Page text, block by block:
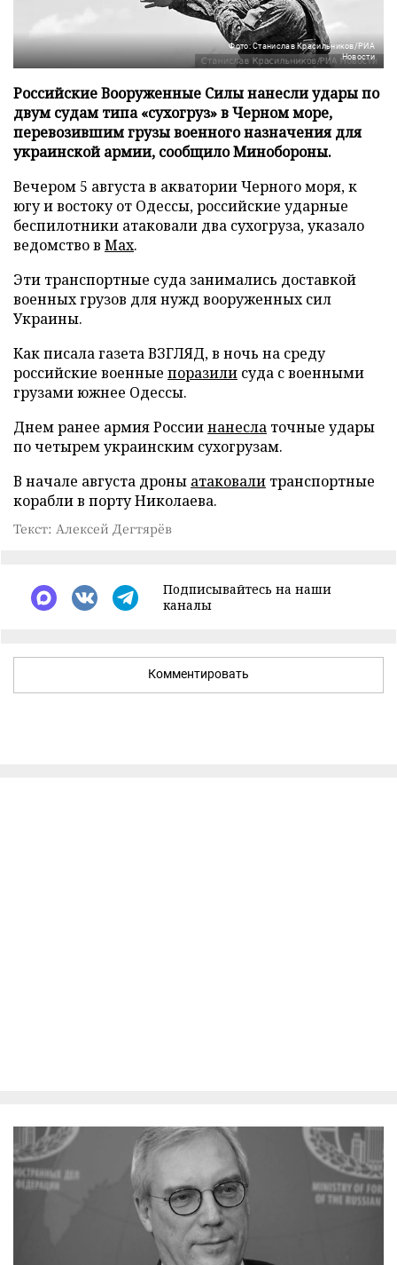
Фото: Станислав Красильников/РИА
Новости
Российские Вооруженные Силы нанесли удары по
двум судам типа «сухогруз» в Черном море,
перевозившим грузы военного назначения для
украинской армии, сообщило Минобороны.
Вечером 5 августа в акватории Черного моря, к
югу и востоку от Одессы, российские ударные
беспилотники атаковали два сухогруза, указало
ведомство в Max.
Эти транспортные суда занимались доставкой
военных грузов для нужд вооруженных сил
Украины.
Как писала газета ВЗГЛЯД, в ночь на среду
российские военные поразили суда с военными
грузами южнее Одессы.
Днем ранее армия Россиинанесла точные удары
по четырем украинским сухогрузам.
В начале августа дроны атаковали транспортные
корабли в порту Николаева.
Текст: Алексей Дегтярёв
Подписывайтесь на наши
каналы
Комментировать